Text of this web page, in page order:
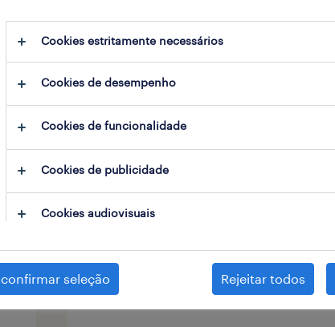
mecânico de máquinas
vila do conde, porto
permanente
publicado em 9 agosto 2026
Cookies estritamente necessários
Cookies de desempenho
Cookies de funcionalidade
Cookies de publicidade
Cookies audiovisuais
confirmar seleção Rejeitar todos